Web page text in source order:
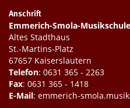
Anschrift
Emmerich-Smola-
Altes Stadthaus
St.-Martins-Platz
67657 Kaiserslautern
Telefon: 0631 365 - 2263
Fax: 0631 365 - 1418
E-Mail: emmerich-